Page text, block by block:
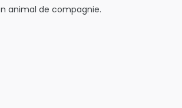
animal de compagnie.